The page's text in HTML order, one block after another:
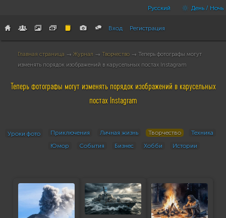
Русский День / Ночь
Вход Регистрация
Главная страница → Журнал → Творчество → Теперь фотографы могут
изменять порядок изображений в карусельных постах Instagram
Теперь фотографы могут изменять порядок изображений в карусельных
постах Instagram
Уроки фото Приключения Личная жизнь Творчество
Техника
Юмор
События Бизнес Хобби Истории